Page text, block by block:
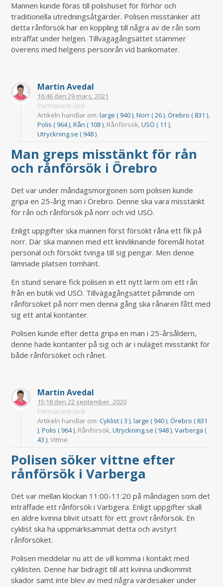
Mannen kunde föras till polishuset för förhör och
traditionella utredningsåtgärder. Polisen misstänker att
detta rånförsök har en koppling till några av de rån som
inträffat under helgen. Tillvägagångsättet stämmer
överens med helgens personrån vid bankomater.
Martin Avedal
16:46 den 29 mars, 2021
Permanent länk
Artikeln handlar om:large ( 940 ),Norr ( 26 ),Örebro ( 831 ),
Polis ( 964 ),Rån ( 108 ), Rånförsök,USÖ ( 11 ),
Utryckning.se ( 948 )
Man greps misstänkt för rån
och rånförsök i Örebro
Det var under måndagsmorgonen som polisen kunde
gripa en 25-årig man i Örebro. Denne ska vara misstänkt
för rån och rånförsök på norr och vid USÖ.
Enligt uppgifter ska mannen först försökt råna ett fik på
norr. Där ska mannen med ett knivliknande föremål hotat
personal och försökt tvinga till sig pengar. Men denne
lämnade platsen tomhänt.
En stund senare fick polisen in ett nytt larm om ett rån
från en butik vid USÖ. Tillvägagångsättet påminde om
rånförsöket på norr men denna gång ska rånaren fått med
sig ett antal kontanter.
Polisen kunde efter detta gripa en man i 25-årsåldern,
denne hade kontanter på sig och är i nuläget misstänkt för
både rånförsöket och rånet.
Martin Avedal
15:18 den 22 september, 2020
Permanent länk
Artikeln handlar om:Cyklist ( 3 ),large ( 940 ),Örebro ( 831
),Polis ( 964 ), Rånförsök,Utryckning.se ( 948 ),Varberga (
43 ), Vittne
Polisen söker vittne efter
rånförsök i Varberga
Det var mellan klockan 11:00-11:20 på måndagen som det
inträffade ett rånförsök i Varbgera. Enligt uppgifter skall
en äldre kvinna blivit utsatt för ett grovt rånförsök. En
cyklist ska ha uppmärksammat detta och avstyrt
rånförsöket.
Polisen meddelar nu att de vill komma i kontakt med
cyklisten. Denne har bidragit till att kvinna undkommit
skador samt inte blev av med några värdesaker under